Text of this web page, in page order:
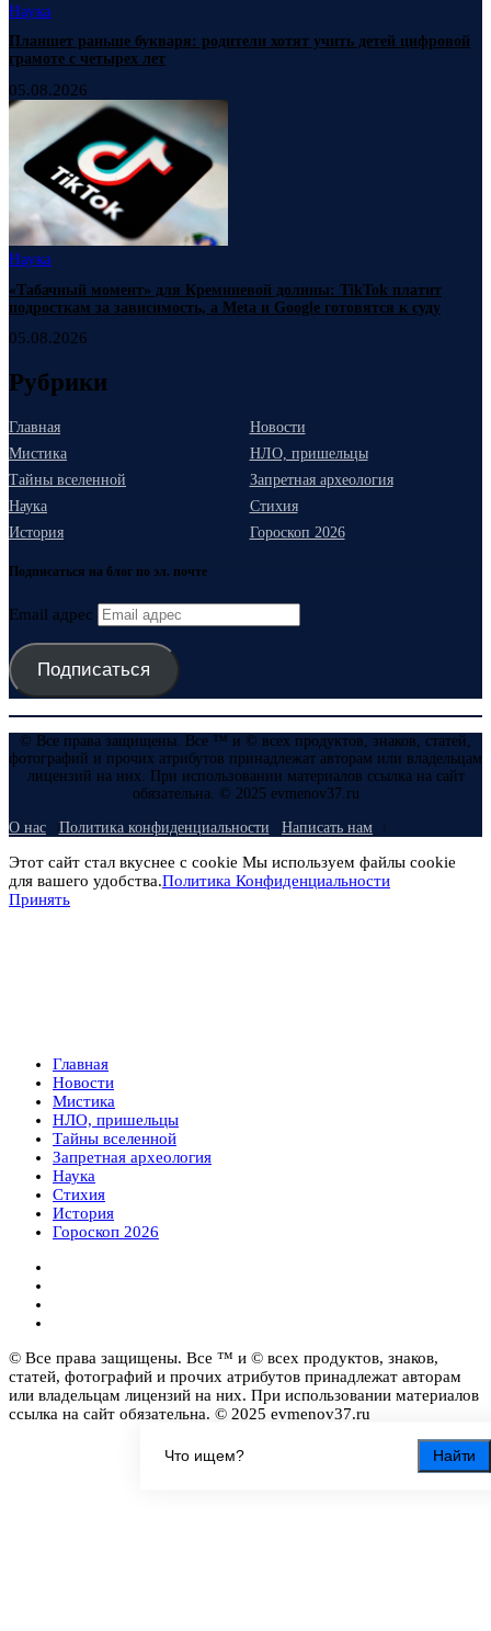
Найти
Наука
Планшет раньше букваря: родители хотят учить детей цифровой
грамоте с четырех лет
05.08.2026
Наука
«Табачный момент» для Кремниевой долины: TikTok платит
подросткам за зависимость, а Meta и Google готовятся к суду
05.08.2026
Рубрики
Главная
Новости
Мистика
НЛО, пришельцы
Тайны вселенной
Запретная археология
Наука
Стихия
История
Гороскоп 2026
Подписаться на блог по эл. почте
Email адрес
Подписаться
© Все права защищены. Все ™ и © всех продуктов, знаков, статей,
фотографий и прочих атрибутов принадлежат авторам или владельцам
лицензий на них. При использовании материалов ссылка на сайт
обязательна. © 2025 evmenov37.ru
О нас Политика конфиденциальности Написать нам
Этот сайт стал вкуснее с cookie Мы используем файлы cookie
для вашего удобства.Политика Конфиденциальности
Принять
Главная
Новости
Мистика
НЛО, пришельцы
Тайны вселенной
Запретная археология
Наука
Стихия
История
Гороскоп 2026
© Все права защищены. Все ™ и © всех продуктов, знаков,
статей, фотографий и прочих атрибутов принадлежат авторам
или владельцам лицензий на них. При использовании материалов
ссылка на сайт обязательна. © 2025 evmenov37.ru